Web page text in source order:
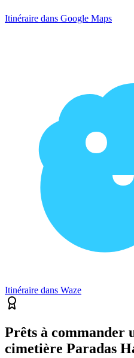
Itinéraire dans Google Maps
Itinéraire dans Waze
Prêts à commander
cimetière Paradas